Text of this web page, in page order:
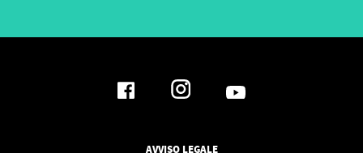
AVVISO LEGALE